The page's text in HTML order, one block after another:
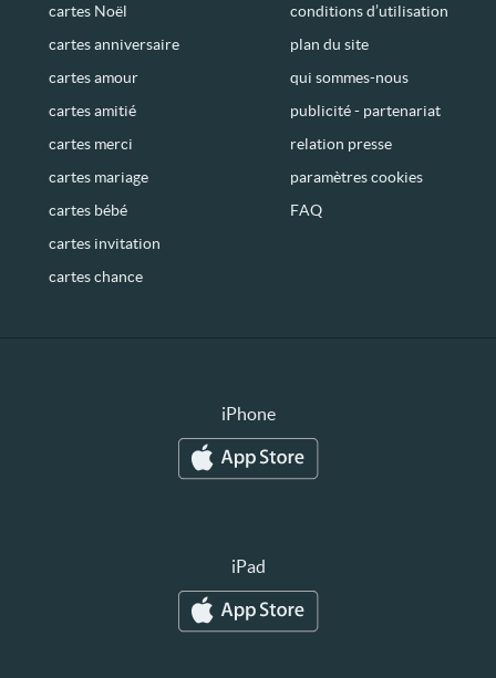
cartes Noël
cartes anniversaire
cartes amour
cartes amitié
cartes merci
cartes mariage
cartes bébé
cartes invitation
cartes chance
conditions d’utilisation
plan du site
qui sommes-nous
publicité - partenariat
relation presse
paramètres cookies
FAQ
iPhone
iPad